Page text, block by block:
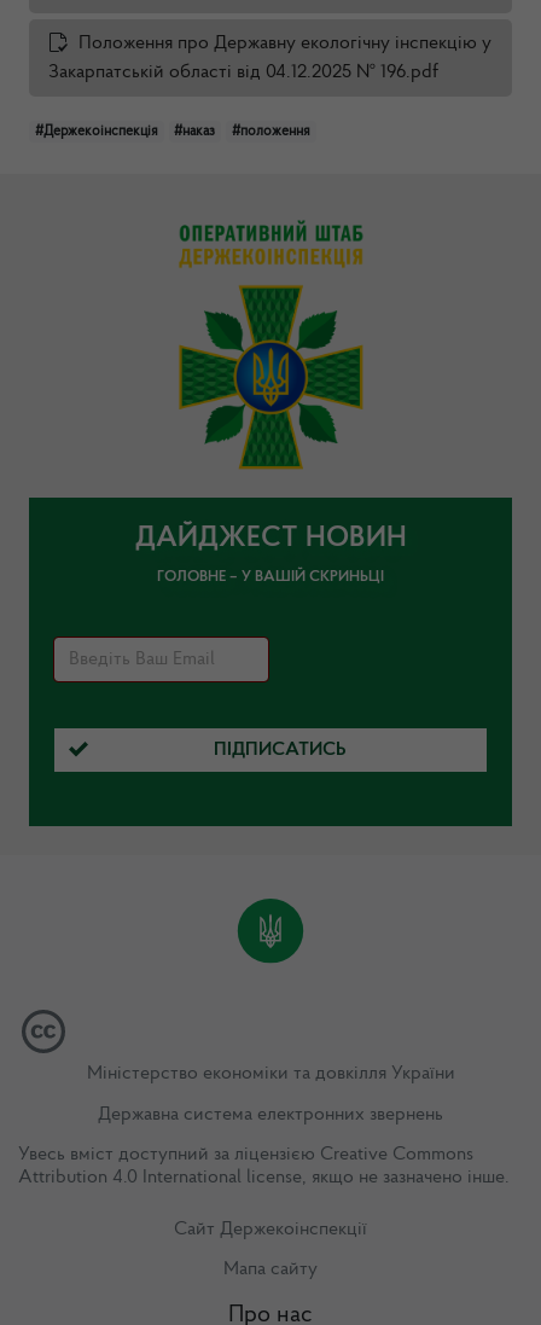
Положення про Державну екологічну інспекцію у
Закарпатській області від 04.12.2025 № 196.pdf
#Держекоінспекція #наказ #положення
ДАЙДЖЕСТ НОВИН
ГОЛОВНЕ – У ВАШІЙ СКРИНЬЦІ
ПІДПИСАТИСЬ
Міністерство економіки та довкілля України
Державна система електронних звернень
Увесь вміст доступний за ліцензією Creative Commons
Attribution 4.0 International license, якщо не зазначено інше.
Сайт Держекоінспекції
Мапа сайту
Про нас